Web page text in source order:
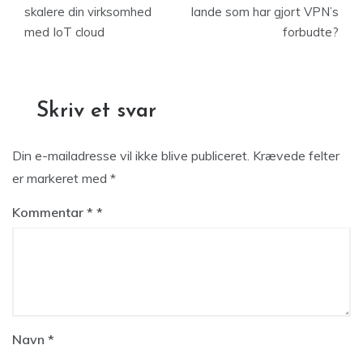
skalere din virksomhed
med IoT cloud
lande som har gjort VPN’s
forbudte?
Skriv et svar
Din e-mailadresse vil ikke blive publiceret. Krævede felter
er markeret med *
Kommentar *
Navn *